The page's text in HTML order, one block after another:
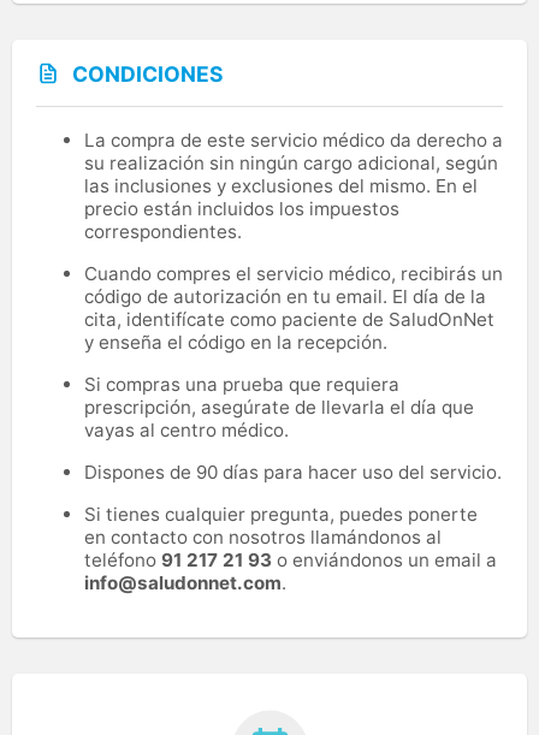
CONDICIONES
La compra de este servicio médico da derecho a
su realización sin ningún cargo adicional, según
las inclusiones y exclusiones del mismo. En el
precio están incluidos los impuestos
correspondientes.
Cuando compres el servicio médico, recibirás un
código de autorización en tu email. El día de la
cita, identifícate como paciente de SaludOnNet
y enseña el código en la recepción.
Si compras una prueba que requiera
prescripción, asegúrate de llevarla el día que
vayas al centro médico.
Dispones de 90 días para hacer uso del servicio.
Si tienes cualquier pregunta, puedes ponerte
en contacto con nosotros llamándonos al
teléfono 91 217 21 93 o enviándonos un email a
info@saludonnet.com.